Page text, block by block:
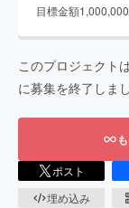
目標金額1,000,000
このプロジェクトは
に募集を終了しま
ポスト
埋め込み